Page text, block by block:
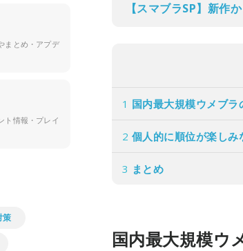
【スマブラSP】新作
1 国内最大規模ウメブラ
2 個人的に順位が楽しみ
3 まとめ
国内最大規模ウ
まとめ・アプデ
ト情報・プレイ
策